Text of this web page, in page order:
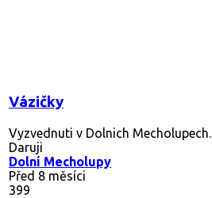
Vázičky
Vyzvednuti v Dolnich Mecholupech.
Daruji
Dolní Mecholupy
Před 8 měsíci
399